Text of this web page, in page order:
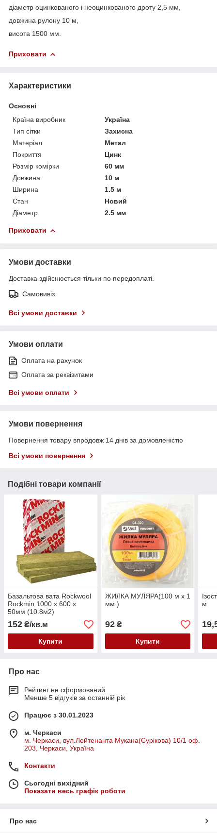
діаметр оцинкованого і неоцинкованого дроту 2,5 мм,
довжина рулону 10 м,
висота 1500 мм.
Приховати
Характеристики
Основні
Країна виробник
Україна
Тип сітки
Захисна
Матеріал
Метал
Покриття
Цинк
Розмір комірки
60 мм
Довжина
10 м
Ширина
1.5 м
Стан
Новий
Діаметр
2.5 мм
Приховати
Умови доставки
Доставка здійснюється тільки по передоплаті.
Самовивіз
Всі умови доставки
Умови оплати
Оплата на рахунок
Оплата за реквізитами
Всі умови оплати
Умови повернення
Повернення товару впродовж 14 днів за домовленістю
Всі умови повернення
Подібні товари компанії
Базальтова вата Rockwool
Rockmin 1000 х 600 х
50мм (10.8м2)
152 ₴/кв.м
Купити
ЖИЛКА МУЛЯРА(100 м х 1
мм )
92₴
Купити
м
Про нас
Рейтинг не сформований
Менше 5 відгуків за останній рік
Працює з 30.01.2023
м. Черкаси
м. Черкаси, вул.Лейтенанта Мукана(Сурікова) 10/1 оф.
203, Черкаси, Україна
Контакти
Сьогодні вихідний
Показати весь графік роботи
Про нас